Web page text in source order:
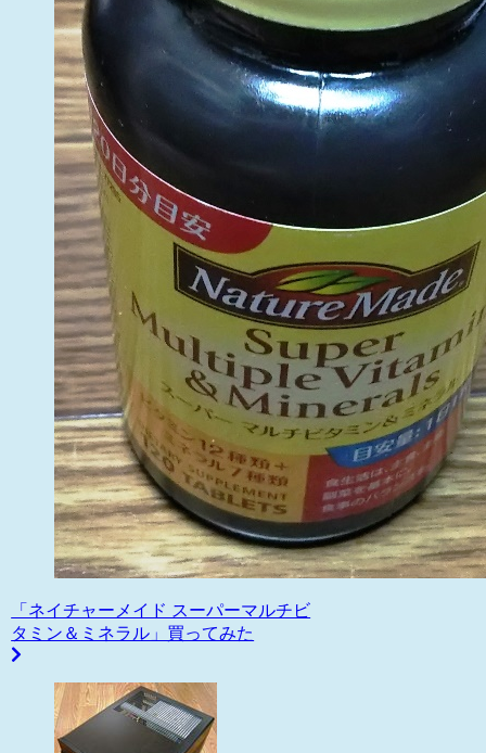
「ネイチャーメイド スーパーマルチビ
タミン＆ミネラル」買ってみた